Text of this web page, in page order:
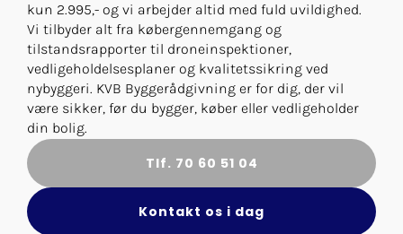
kun 2.995,- og vi arbejder altid med fuld uvildighed.
Vi tilbyder alt fra købergennemgang og
tilstandsrapporter til droneinspektioner,
vedligeholdelsesplaner og kvalitetssikring ved
nybyggeri. KVB Byggerådgivning er for dig, der vil
være sikker, før du bygger, køber eller vedligeholder
din bolig.
Tlf. 70 60 51 04
Kontakt os i dag